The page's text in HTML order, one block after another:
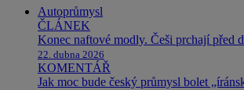
Autoprůmysl
ČLÁNEK
Konec naftové modly. Češi prchají před
22. dubna 2026
KOMENTÁŘ
Jak moc bude český průmysl bolet